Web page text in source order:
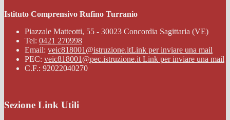
Istituto Comprensivo Rufino Turranio
Piazzale Matteotti, 55 - 30023 Concordia Sagittaria (VE)
Tel: 0421 270998
Email: veic818001@istruzione.itLink per inviare una mail
PEC: veic818001@pec.istruzione.it Link per inviare una mail
C.F.: 92022040270
Sezione Link Utili